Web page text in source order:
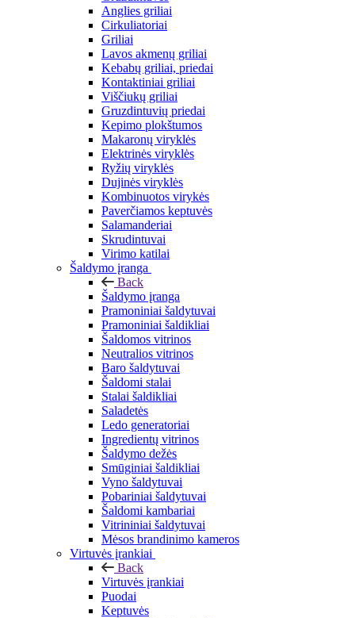
Anglies griliai
Cirkuliatoriai
Griliai
Lavos akmenų griliai
Kebabų griliai, priedai
Kontaktiniai griliai
Viščiukų griliai
Gruzdintuvių priedai
Kepimo plokštumos
Makaronų viryklės
Elektrinės viryklės
Ryžių viryklės
Dujinės viryklės
Kombinuotos virykės
Paverčiamos keptuvės
Salamanderiai
Skrudintuvai
Virimo katilai
Šaldymo įranga
Back
Šaldymo įranga
Pramoniniai šaldytuvai
Pramoniniai šaldikliai
Šaldomos vitrinos
Neutralios vitrinos
Baro šaldytuvai
Šaldomi stalai
Stalai šaldikliai
Saladetės
Ledo generatoriai
Ingredientų vitrinos
Šaldymo dežės
Smūginiai šaldikliai
Vyno šaldytuvai
Pobariniai šaldytuvai
Šaldomi kambariai
Vitrininiai šaldytuvai
Mėsos brandinimo kameros
Virtuvės įrankiai
Back
Virtuvės įrankiai
Puodai
Keptuvės